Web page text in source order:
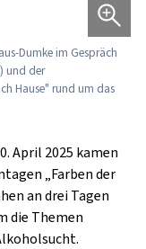
Dumke im Gespräch
und der
Hause" rund um das
April 2025 kamen
„Farben der
an drei Tagen
die Themen